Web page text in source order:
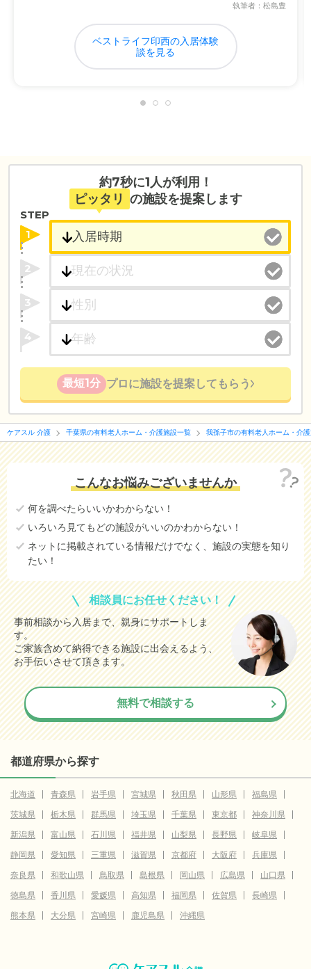
執筆者：松島豊
ベストライフ印西の入居体験
談を見る
約7秒に1人が利用！
ピッタリ の施設を提案します
STEP
1
2
3
4
最短1分 プロに施設を提案してもらう
ケアスル 介護 千葉県の有料老人ホーム・介護施設一覧 我孫子市の有料老人ホーム・介
こんなお悩みございませんか
何を調べたらいいかわからない！
いろいろ見てもどの施設がいいのかわからない！
ネットに掲載されている情報だけでなく、施設の実態を知り
たい！
相談員にお任せください！
事前相談から入居まで、親身にサポートしま
す。
ご家族含めて納得できる施設に出会えるよう、
お手伝いさせて頂きます。
無料で相談する
都道府県から探す
北海道 青森県 岩手県 宮城県 秋田県 山形県
福島県
茨城県
栃木県 群馬県 埼玉県 千葉県 東京都
神奈川県
新潟県
富山県 石川県 福井県 山梨県 長野県
岐阜県
静岡県
愛知県 三重県 滋賀県 京都府 大阪府
兵庫県
奈良県
和歌山県 鳥取県 島根県 岡山県 広島県
山口県
徳島県
香川県 愛媛県 高知県 福岡県 佐賀県
長崎県
熊本県
大分県 宮崎県 鹿児島県 沖縄県